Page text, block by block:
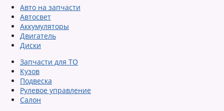
Авто на запчасти
Автосвет
Аккумуляторы
Двигатель
Диски
Запчасти для ТО
Кузов
Подвеска
Рулевое управление
Салон